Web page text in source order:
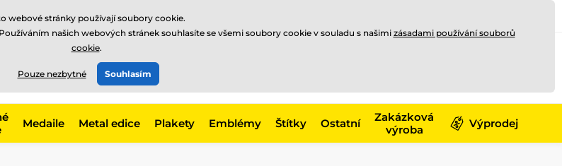
775 400 255
Zavolejte nám
Medaile Metal edice Plakety Emblémy Štítky Ostatní
Zakázková
výroba
Výprodej
webové stránky používají soubory cookie.
našich webových stránek souhlasíte se všemi soubory cookie v souladu s našimi zásadami používání souborů
cookie.
Pouze nezbytné Souhlasím